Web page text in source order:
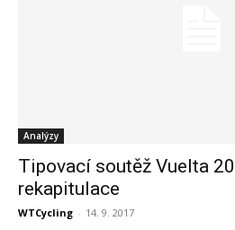
Analýzy
Tipovací soutěž Vuelta
rekapitulace
WTCycling - 14. 9. 2017